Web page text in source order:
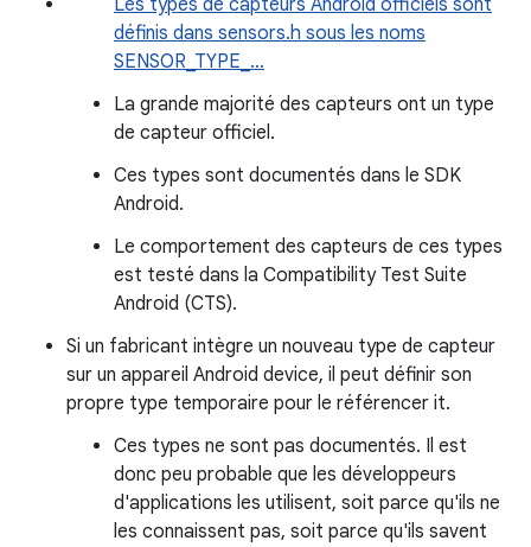
Les types de capteurs Android officiels sont
définis dans sensors.h sous les noms
SENSOR_TYPE_…
La grande majorité des capteurs ont un type
de capteur officiel.
Ces types sont documentés dans le SDK
Android.
Le comportement des capteurs de ces types
est testé dans la Compatibility Test Suite
Android (CTS).
Si un fabricant intègre un nouveau type de capteur
sur un appareil Android device, il peut définir son
propre type temporaire pour le référencer it.
Ces types ne sont pas documentés. Il est
donc peu probable que les développeurs
d'applications les utilisent, soit parce qu'ils ne
les connaissent pas, soit parce qu'ils savent